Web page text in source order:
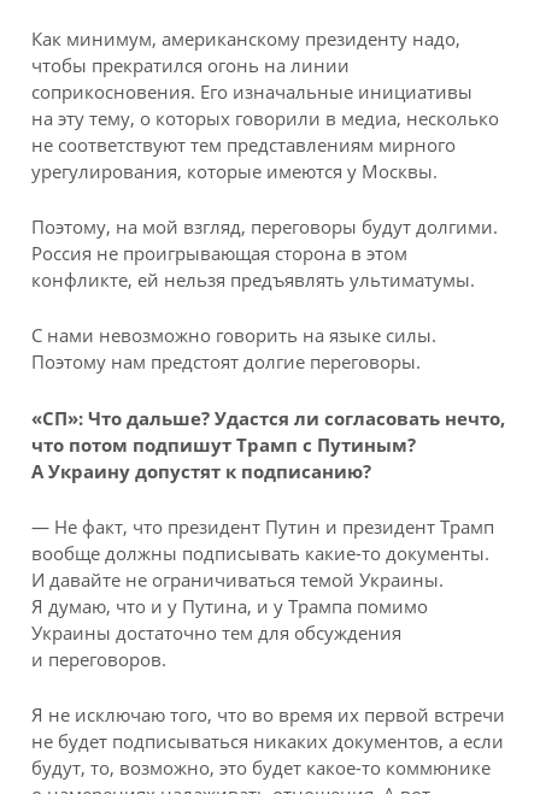
Как минимум, американскому президенту надо,
чтобы прекратился огонь на линии
соприкосновения. Его изначальные инициативы
на эту тему, о которых говорили в медиа, несколько
не соответствуют тем представлениям мирного
урегулирования, которые имеются у Москвы.
Поэтому, на мой взгляд, переговоры будут долгими.
Россия не проигрывающая сторона в этом
конфликте, ей нельзя предъявлять ультиматумы.
С нами невозможно говорить на языке силы.
Поэтому нам предстоят долгие переговоры.
«СП»:Что дальше? Удастся ли согласовать нечто,
что потом подпишут Трамп с Путиным?
А Украину допустят к подписанию?
— Не факт, что президент Путин и президент Трамп
вообще должны подписывать какие-то документы.
И давайте не ограничиваться темой Украины.
Я думаю, что и у Путина, и у Трампа помимо
Украины достаточно тем для обсуждения
и переговоров.
Я не исключаю того, что во время их первой встречи
не будет подписываться никаких документов, а если
будут, то, возможно, это будет какое-то коммюнике